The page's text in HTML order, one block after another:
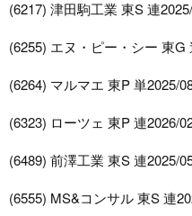
(6217) 津田駒工業 東S 連
(6255) エヌ・ピー・シー 東G
(6264) マルマエ 東P 単2025/
(6323) ローツェ 東P 連2026/
(6489) 前澤工業 東S 連2025/
(6555) MS&コンサル 東S 連